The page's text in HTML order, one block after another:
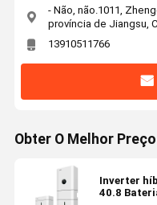
- Não, não.1011,
província de Jiangsu,
13910511766
Obter O Melhor
Inverter
40.8